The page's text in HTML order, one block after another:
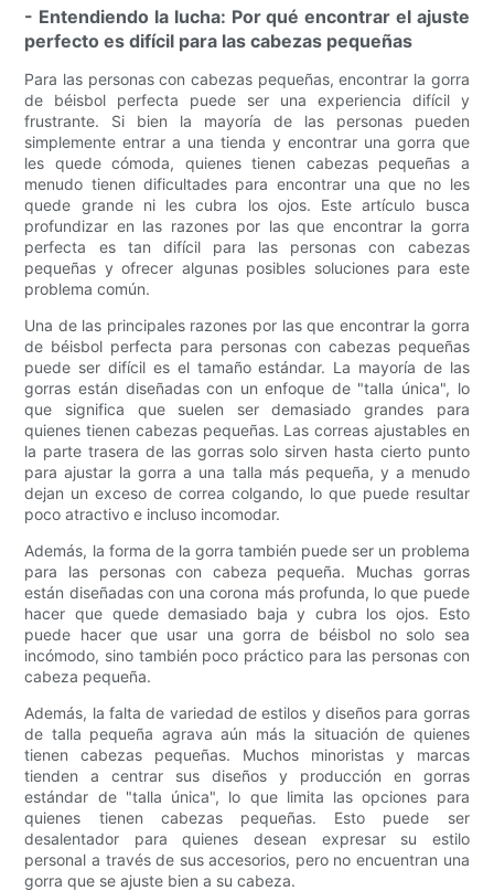
- Entendiendo la lucha: Por qué encontrar el ajuste
perfecto es difícil para las cabezas pequeñas
Para las personas con cabezas pequeñas, encontrar la gorra
de béisbol perfecta puede ser una experiencia difícil y
frustrante. Si bien la mayoría de las personas pueden
simplemente entrar a una tienda y encontrar una gorra que
les quede cómoda, quienes tienen cabezas pequeñas a
menudo tienen dificultades para encontrar una que no les
quede grande ni les cubra los ojos. Este artículo busca
profundizar en las razones por las que encontrar la gorra
perfecta es tan difícil para las personas con cabezas
pequeñas y ofrecer algunas posibles soluciones para este
problema común.
Una de las principales razones por las que encontrar la gorra
de béisbol perfecta para personas con cabezas pequeñas
puede ser difícil es el tamaño estándar. La mayoría de las
gorras están diseñadas con un enfoque de "talla única", lo
que significa que suelen ser demasiado grandes para
quienes tienen cabezas pequeñas. Las correas ajustables en
la parte trasera de las gorras solo sirven hasta cierto punto
para ajustar la gorra a una talla más pequeña, y a menudo
dejan un exceso de correa colgando, lo que puede resultar
poco atractivo e incluso incomodar.
Además, la forma de la gorra también puede ser un problema
para las personas con cabeza pequeña. Muchas gorras
están diseñadas con una corona más profunda, lo que puede
hacer que quede demasiado baja y cubra los ojos. Esto
puede hacer que usar una gorra de béisbol no solo sea
incómodo, sino también poco práctico para las personas con
cabeza pequeña.
Además, la falta de variedad de estilos y diseños para gorras
de talla pequeña agrava aún más la situación de quienes
tienen cabezas pequeñas. Muchos minoristas y marcas
tienden a centrar sus diseños y producción en gorras
estándar de "talla única", lo que limita las opciones para
quienes tienen cabezas pequeñas. Esto puede ser
desalentador para quienes desean expresar su estilo
personal a través de sus accesorios, pero no encuentran una
gorra que se ajuste bien a su cabeza.